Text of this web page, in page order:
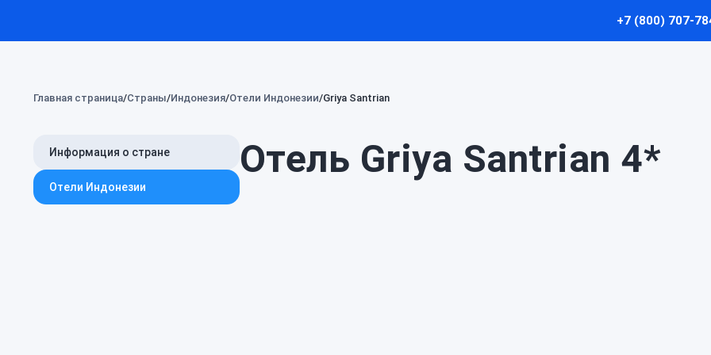
+7 (800) 707-
Главная страница Страны Индонезия Отели Индонезии Griya Santrian
Отель Griya Santrian 4*
Информация о стране
Отели Индонезии